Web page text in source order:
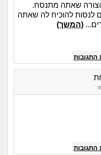
שאתה מתנסח.
לנסות להוכיח לה שאתה
(המשך)
התגובות
התגובות